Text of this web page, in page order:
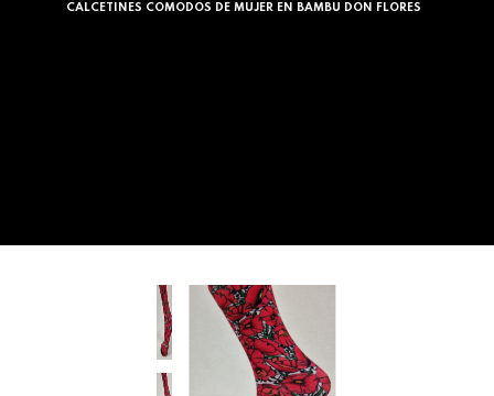
CALCETINES COMODOS DE MUJER EN BAMBU DON FLORES